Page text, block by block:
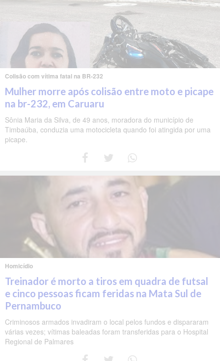
Colisão com vítima fatal na BR-232
Mulher morre após colisão entre moto e picape
na br-232, em Caruaru
Sônia Maria da Silva, de 49 anos, moradora do município de
Timbaúba, conduzia uma motocicleta quando foi atingida por uma
picape.
Homicídio
Treinador é morto a tiros em quadra de futsal
e cinco pessoas ficam feridas na Mata Sul de
Pernambuco
Criminosos armados invadiram o local pelos fundos e dispararam
várias vezes; vítimas baleadas foram transferidas para o Hospital
Regional de Palmares